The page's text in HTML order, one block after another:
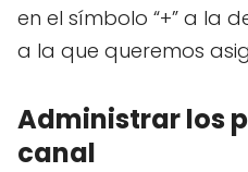
en el símbolo “+” a la
a la que queremos
Administrar los
canal